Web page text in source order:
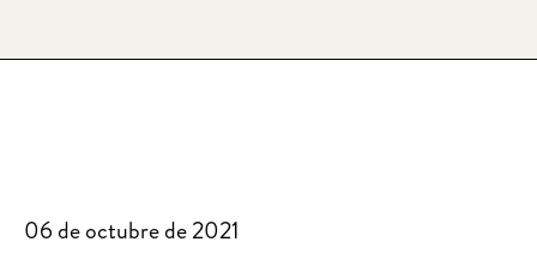
06 de octubre de 2021